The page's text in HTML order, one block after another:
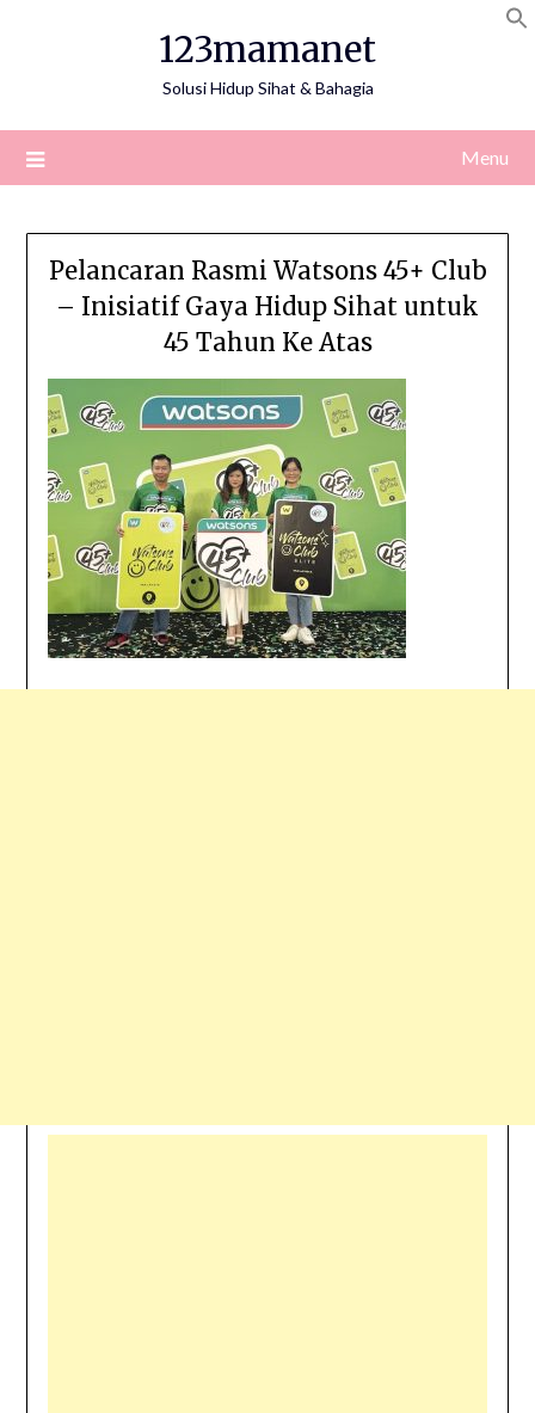
123mamanet
Solusi Hidup Sihat & Bahagia
Menu
Pelancaran Rasmi Watsons 45+ Club
– Inisiatif Gaya Hidup Sihat untuk
45 Tahun Ke Atas